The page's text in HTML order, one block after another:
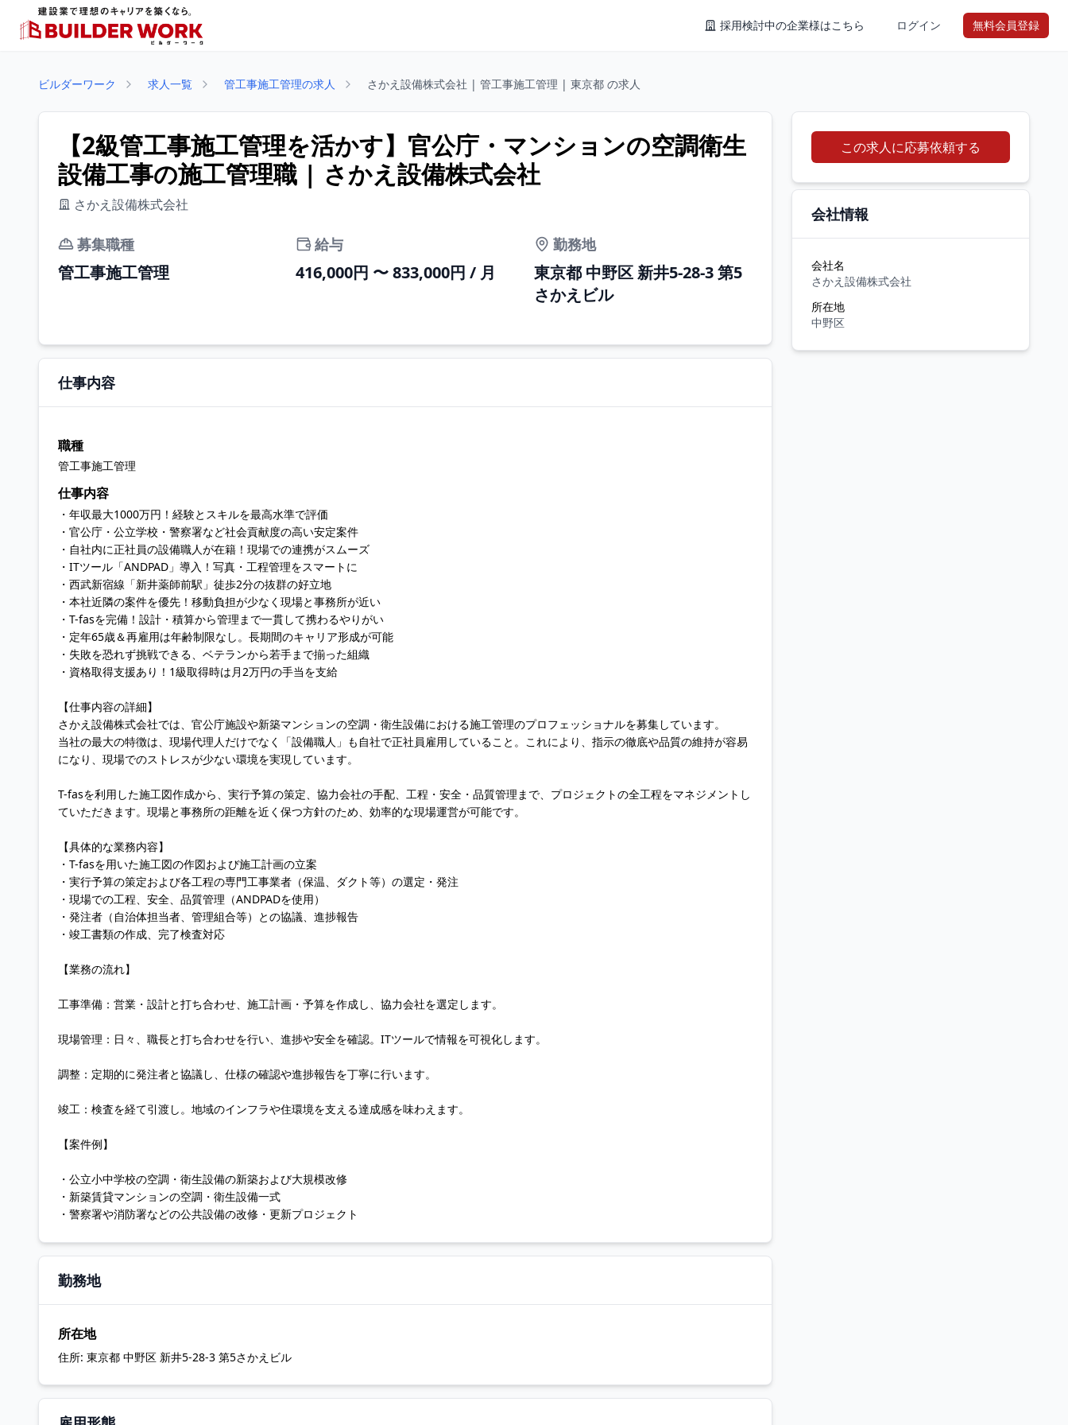
採用検討中の企業様はこちら ログイン 無料会員登録
ビルダーワーク 求人一覧 管工事施工管理の求人 さかえ設備株式会社 | 管工事施工管理 | 東京都 の求人
【2級管工事施工管理を活かす】官公庁・マンションの空調衛生
設備工事の施工管理職 | さかえ設備株式会社
さかえ設備株式会社
募集職種
管工事施工管理
給与
416,000円 〜 833,000円 / 月
勤務地
東京都 中野区 新井5-28-3 第5
さかえビル
仕事内容
職種
管工事施工管理
仕事内容
・年収最大1000万円！経験とスキルを最高水準で評価
・官公庁・公立学校・警察署など社会貢献度の高い安定案件
・自社内に正社員の設備職人が在籍！現場での連携がスムーズ
・ITツール「ANDPAD」導入！写真・工程管理をスマートに
・西武新宿線「新井薬師前駅」徒歩2分の抜群の好立地
・本社近隣の案件を優先！移動負担が少なく現場と事務所が近い
・T-fasを完備！設計・積算から管理まで一貫して携わるやりがい
・定年65歳＆再雇用は年齢制限なし。長期間のキャリア形成が可能
・失敗を恐れず挑戦できる、ベテランから若手まで揃った組織
・資格取得支援あり！1級取得時は月2万円の手当を支給
【仕事内容の詳細】
さかえ設備株式会社では、官公庁施設や新築マンションの空調・衛生設備における施工管理のプロフェッショナルを募集しています。
当社の最大の特徴は、現場代理人だけでなく「設備職人」も自社で正社員雇用していること。これにより、指示の徹底や品質の維持が容易
になり、現場でのストレスが少ない環境を実現しています。
T-fasを利用した施工図作成から、実行予算の策定、協力会社の手配、工程・安全・品質管理まで、プロジェクトの全工程をマネジメントし
ていただきます。現場と事務所の距離を近く保つ方針のため、効率的な現場運営が可能です。
【具体的な業務内容】
・T-fasを用いた施工図の作図および施工計画の立案
・実行予算の策定および各工程の専門工事業者（保温、ダクト等）の選定・発注
・現場での工程、安全、品質管理（ANDPADを使用）
・発注者（自治体担当者、管理組合等）との協議、進捗報告
・竣工書類の作成、完了検査対応
【業務の流れ】
工事準備：営業・設計と打ち合わせ、施工計画・予算を作成し、協力会社を選定します。
現場管理：日々、職長と打ち合わせを行い、進捗や安全を確認。ITツールで情報を可視化します。
調整：定期的に発注者と協議し、仕様の確認や進捗報告を丁寧に行います。
竣工：検査を経て引渡し。地域のインフラや住環境を支える達成感を味わえます。
【案件例】
・公立小中学校の空調・衛生設備の新築および大規模改修
・新築賃貸マンションの空調・衛生設備一式
・警察署や消防署などの公共設備の改修・更新プロジェクト
勤務地
所在地
住所: 東京都 中野区 新井5-28-3 第5さかえビル
この求人に応募依頼する
会社情報
会社名
さかえ設備株式会社
所在地
中野区